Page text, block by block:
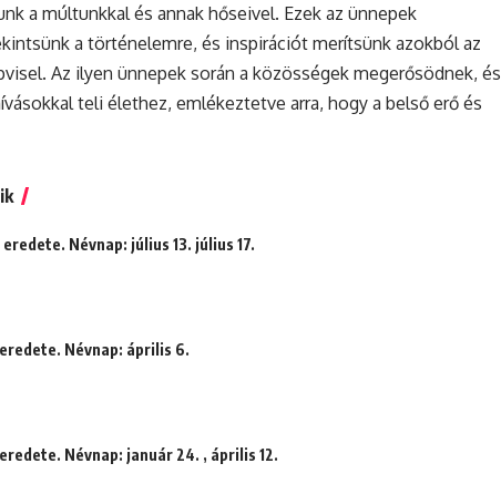
a múltunkkal és annak hőseivel. Ezek az ünnepek
a történelemre, és inspirációt merítsünk azokból az
Az ilyen ünnepek során a közösségek megerősödnek, és
teli élethez, emlékeztetve arra, hogy a belső erő és
Névnap: július 13. július 17.
Névnap: április 6.
Névnap: január 24. , április 12.